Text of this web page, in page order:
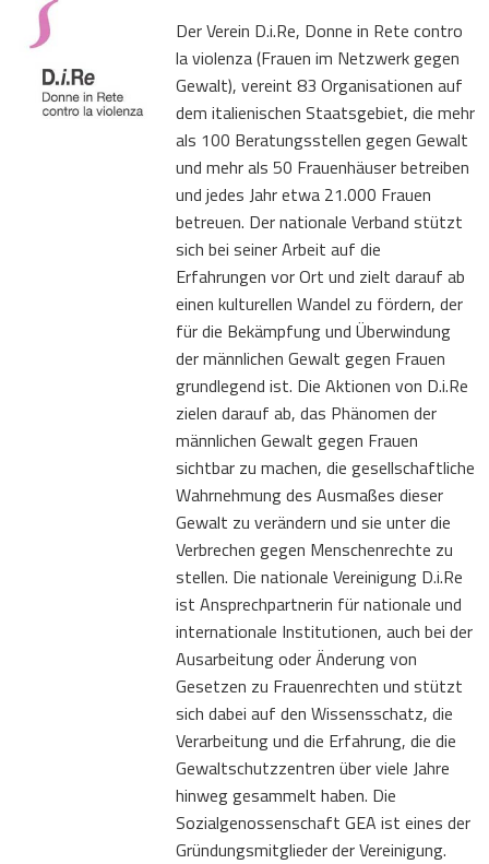
Der Verein D.i.Re, Donne in Rete contro
la violenza (Frauen im Netzwerk gegen
Gewalt), vereint 83 Organisationen auf
dem italienischen Staatsgebiet, die mehr
als 100 Beratungsstellen gegen Gewalt
und mehr als 50 Frauenhäuser betreiben
und jedes Jahr etwa 21.000 Frauen
betreuen. Der nationale Verband stützt
sich bei seiner Arbeit auf die
Erfahrungen vor Ort und zielt darauf ab
einen kulturellen Wandel zu fördern, der
für die Bekämpfung und Überwindung
der männlichen Gewalt gegen Frauen
grundlegend ist. Die Aktionen von D.i.Re
zielen darauf ab, das Phänomen der
männlichen Gewalt gegen Frauen
sichtbar zu machen, die gesellschaftliche
Wahrnehmung des Ausmaßes dieser
Gewalt zu verändern und sie unter die
Verbrechen gegen Menschenrechte zu
stellen. Die nationale Vereinigung D.i.Re
ist Ansprechpartnerin für nationale und
internationale Institutionen, auch bei der
Ausarbeitung oder Änderung von
Gesetzen zu Frauenrechten und stützt
sich dabei auf den Wissensschatz, die
Verarbeitung und die Erfahrung, die die
Gewaltschutzzentren über viele Jahre
hinweg gesammelt haben. Die
Sozialgenossenschaft GEA ist eines der
Gründungsmitglieder der Vereinigung.